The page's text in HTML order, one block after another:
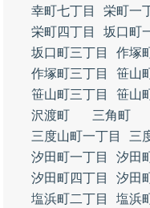
幸町七丁目
栄町一
栄町四丁目
坂口町
坂口町三丁目
作塚
作塚町三丁目
笹山
笹山町三丁目
笹山
沢渡町
三角町
三度山町一丁目
三
汐田町一丁目
汐田
汐田町四丁目
汐田
塩浜町二丁目
塩浜